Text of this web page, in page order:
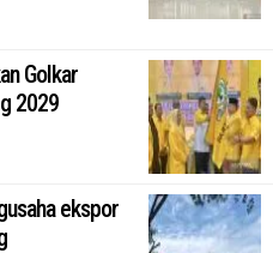
Golkar
2029
ekspor